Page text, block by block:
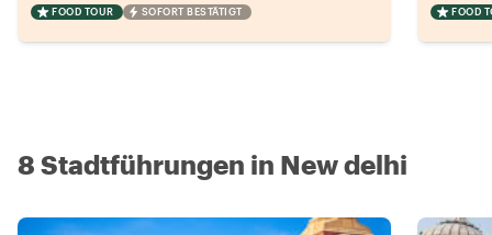
FOOD TOUR SOFORT BESTÄTIGT FOOD
8 Stadtführungen in New delhi